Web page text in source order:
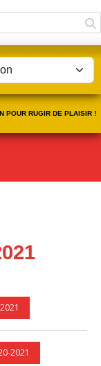
POUR RUGIR DE PLAISIR !
2021